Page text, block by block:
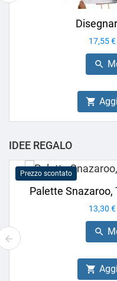
Prezzo
17,55 €


IDEE REGALO
Prezzo scontato
Palette Snazaroo,
Prezzo
13,30 €

